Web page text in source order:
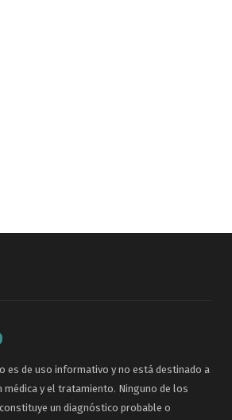
es de uso informativo y no está destinado a
médica y el tratamiento. Ninguno de los
un diagnóstico probable o